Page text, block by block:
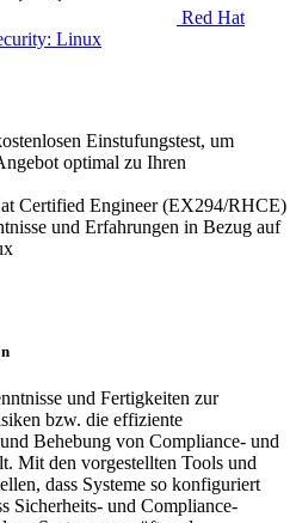
Red Hat
Linux
Einstufungstest, um
optimal zu Ihren
Certified Engineer (EX294/RHCE)
und Erfahrungen in Bezug auf
und Fertigkeiten zur
bzw. die effiziente
Behebung von Compliance- und
Mit den vorgestellten Tools und
dass Systeme so konfiguriert
Sicherheits- und Compliance-